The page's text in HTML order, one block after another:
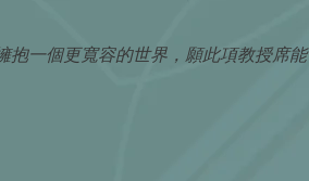
一個更寬容的世界，願此項教授席能